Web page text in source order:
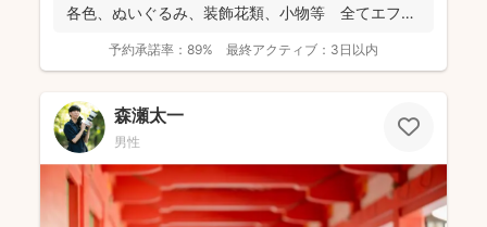
各色、ぬいぐるみ、装飾花類、小物等 全てエフ・
予約承諾率： 89% 最終アクティブ： 3日以内
森瀬太一
男性